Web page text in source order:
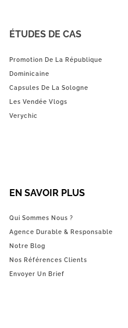
ÉTUDES DE CAS
Promotion De La République
Dominicaine
Capsules De La Sologne
Les Vendée Vlogs
Verychic
EN SAVOIR PLUS
Qui Sommes Nous ?
Agence Durable & Responsable
Notre Blog
Nos Références Clients
Envoyer Un Brief